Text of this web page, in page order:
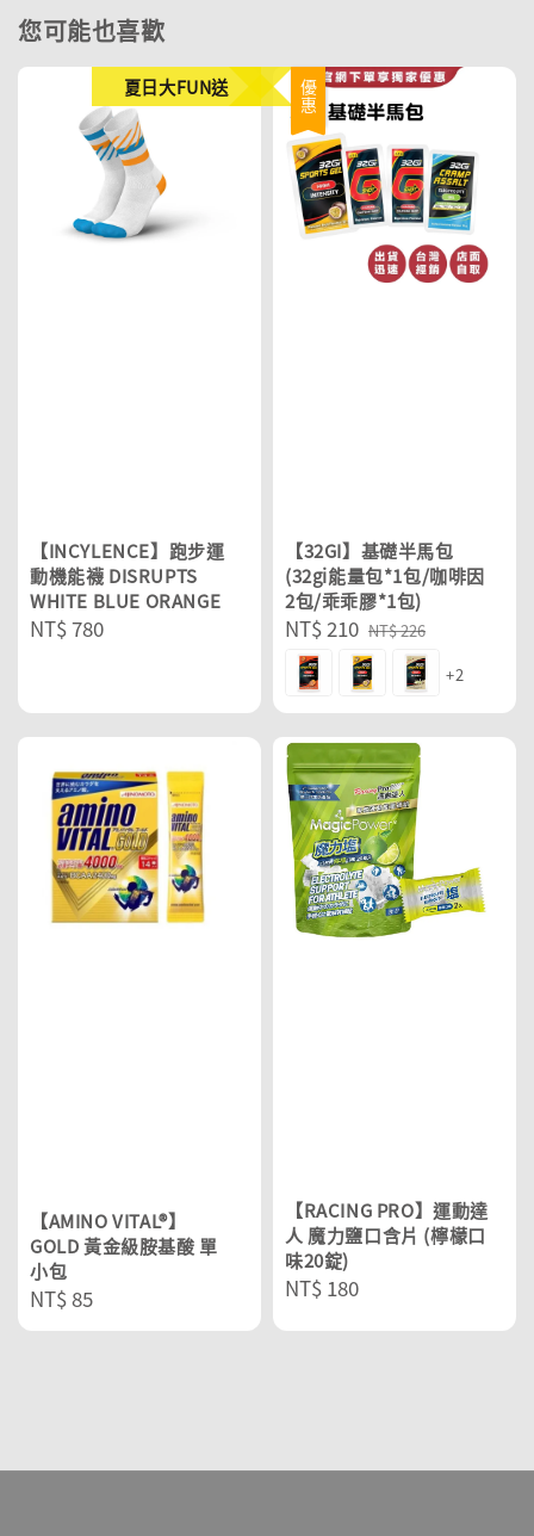
您可能也喜歡
夏日大FUN送
【INCYLENCE】跑步運
動機能襪 DISRUPTS
WHITE BLUE ORANGE
Regular
NT$ 780
優惠
【32GI】基礎半馬包
(32gi能量包*1包/咖啡因
2包/乖乖膠*1包)
Sale
price
NT$ 210 Regular
price
NT$ 226
+2
【AMINO VITAL®】
GOLD 黃金級胺基酸 單
小包
Regular
price
NT$ 85
【RACING PRO】運動達
人 魔力鹽口含片 (檸檬口
味20錠)
Regular
NT$ 180